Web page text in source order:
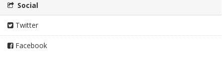
Social
Twitter
Facebook